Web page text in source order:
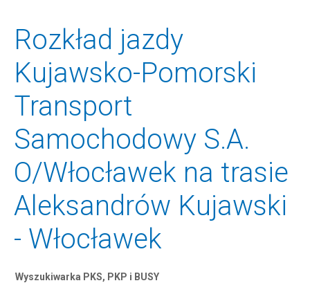
Rozkład jazdy
Kujawsko-Pomorski
Transport
Samochodowy S.A.
O/Włocławek na trasie
Aleksandrów Kujawski
- Włocławek
Wyszukiwarka PKS, PKP i BUSY